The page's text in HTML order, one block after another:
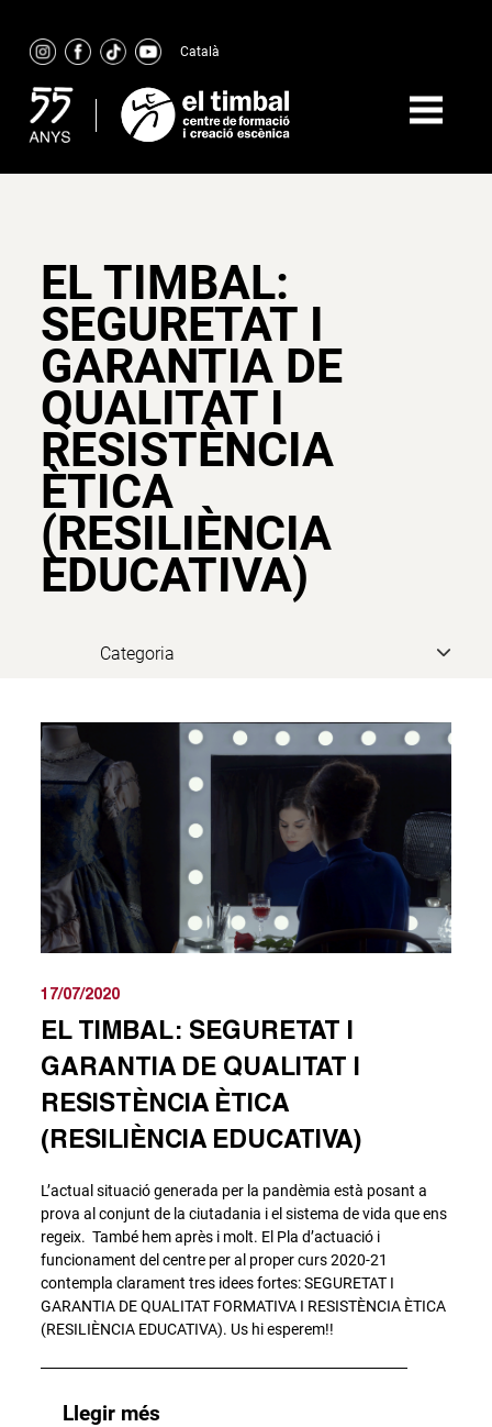
content
Català
EL TIMBAL:
SEGURETAT I
GARANTIA DE
QUALITAT I
RESISTÈNCIA
ÈTICA
(RESILIÈNCIA
EDUCATIVA)
17/07/2020
EL TIMBAL: SEGURETAT I
GARANTIA DE QUALITAT I
RESISTÈNCIA ÈTICA
(RESILIÈNCIA EDUCATIVA)
L’actual situació generada per la pandèmia està posant a
prova al conjunt de la ciutadania i el sistema de vida que ens
regeix. També hem après i molt. El Pla d’actuació i
funcionament del centre per al proper curs 2020-21
contempla clarament tres idees fortes: SEGURETAT I
GARANTIA DE QUALITAT FORMATIVA I RESISTÈNCIA ÈTICA
(RESILIÈNCIA EDUCATIVA). Us hi esperem!!
Llegir més